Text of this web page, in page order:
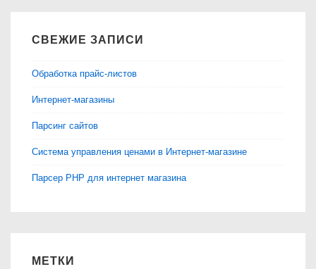
СВЕЖИЕ ЗАПИСИ
Обработка прайс-листов
Интернет-магазины
Парсинг сайтов
Система управления ценами в Интернет-магазине
Парсер PHP для интернет магазина
МЕТКИ